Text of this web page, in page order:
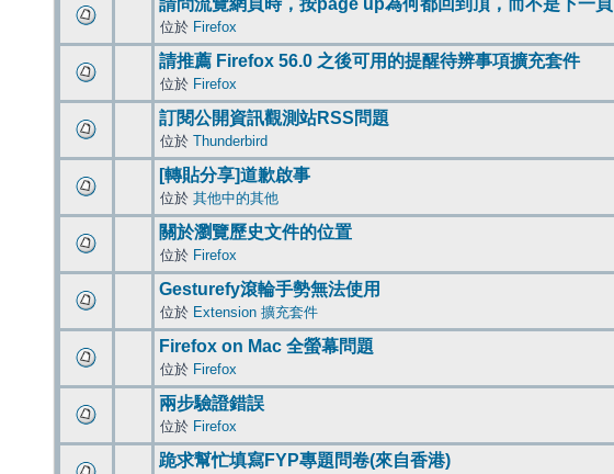
請問流覽網頁時，按page up為何都回到頂，而不是下一頁
位於 Firefox
請推薦 Firefox 56.0 之後可用的提醒待辨事項擴充套件
位於 Firefox
訂閱公開資訊觀測站RSS問題
位於 Thunderbird
[轉貼分享]道歉啟事
位於 其他中的其他
關於瀏覽歷史文件的位置
位於 Firefox
Gesturefy滾輪手勢無法使用
位於 Extension 擴充套件
Firefox on Mac 全螢幕問題
位於 Firefox
兩步驗證錯誤
位於 Firefox
跪求幫忙填寫FYP專題問卷(來自香港)